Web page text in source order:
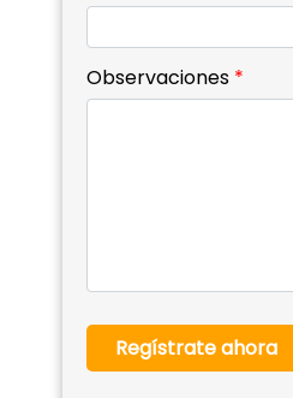
Observaciones *
Regístrate ahora